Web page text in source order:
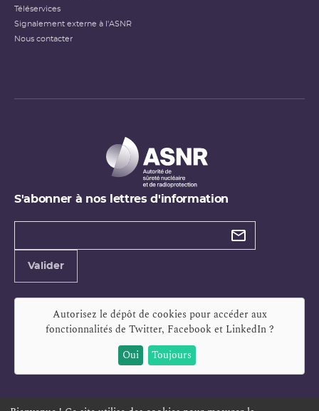
Téléservices
Signalement externe à l'ASNR
Nous contacter
S'abonner à nos lettres d'information
Types de
Valider
Autorisez le dépôt de cookies pour accéder aux
fonctionnalités de Twitter, Facebook et LinkedIn?
Oui
Toujours